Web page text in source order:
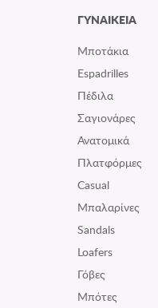
ΓΥΝΑΙΚΕΙΑ
Μποτάκια
Espadrilles
Πέδιλα
Σαγιονάρες
Ανατομικά
Πλατφόρμες
Casual
Μπαλαρίνες
Sandals
Loafers
Γόβες
Μπότες